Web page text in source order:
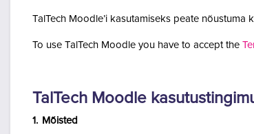
TalTech Moodle’i kasutamiseks peate nõustuma
To use TalTech Moodle you have to accept the
TalTech Moodle
1. Mõisted